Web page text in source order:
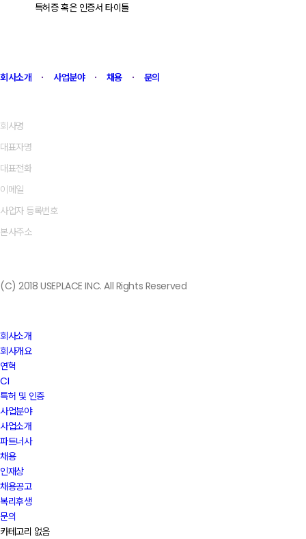
특허증 혹은 인증서 타이틀
회사소개 ㆍ 사업분야 ㆍ 채용 ㆍ 문의
회사명
대표자명
대표전화
이메일
사업자 등록번호
본사주소
(C) 2018 USEPLACE INC. All Rights Reserved
Close
Menu
회사소개
회사개요
연혁
CI
특허 및 인증
사업분야
사업소개
파트너사
채용
인재상
채용공고
복리후생
문의
카테고리 없음